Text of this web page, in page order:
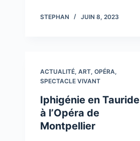
STEPHAN JUIN 8, 2023
ACTUALITÉ,ART,OPÉRA,
SPECTACLE VIVANT
Iphigénie en Tauride
à l’Opéra de
Montpellier